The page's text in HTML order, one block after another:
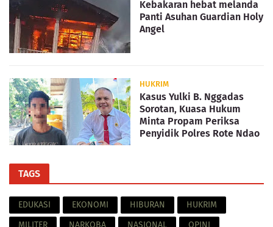
Kebakaran hebat melanda
Panti Asuhan Guardian Holy
Angel
HUKRIM
Kasus Yulki B. Nggadas
Sorotan, Kuasa Hukum
Minta Propam Periksa
Penyidik Polres Rote Ndao
TAGS
EDUKASI EKONOMI HIBURAN
HUKRIM